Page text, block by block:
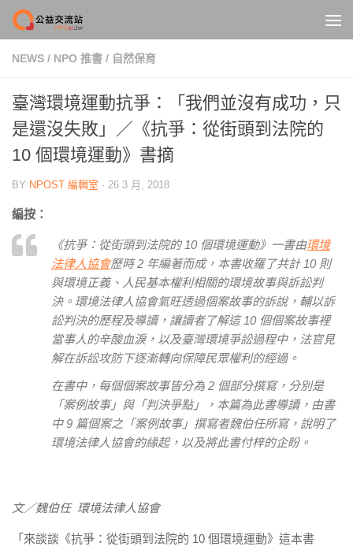
Skip to content
NEWS / NPO 推書 / 自然保育
臺灣環境運動抗爭：「我們並沒有成功，只
是還沒失敗」／《抗爭：從街頭到法院的
10 個環境運動》書摘
BY NPOST 編輯室 · 26 3 月, 2018
編按：
《抗爭：從街頭到法院的 10 個環境運動》一書由環境
法律人協會歷時 2 年編著而成，本書收羅了共計 10 則
與環境正義、人民基本權利相關的環境故事與訴訟判
決。環境法律人協會氣旺透過個案故事的訴說，輔以訴
訟判決的歷程及導讀，讓讀者了解這 10 個個案故事裡
當事人的辛酸血淚，以及臺灣環境爭訟過程中，法官見
解在訴訟攻防下逐漸轉向保障民眾權利的經過。
在書中，每個個案故事皆分為 2 個部分撰寫，分別是
「案例故事」與「判決爭點」，本篇為此書導讀，由書
中 9 篇個案之「案例故事」撰寫者魏伯任所寫，說明了
環境法律人協會的緣起，以及將此書付梓的企盼。
文／魏伯任 環境法律人協會
「來談談《抗爭：從街頭到法院的 10 個環境運動》這本書